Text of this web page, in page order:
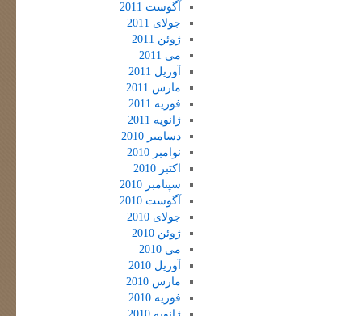
آگوست 2011
جولای 2011
ژوئن 2011
می 2011
آوریل 2011
مارس 2011
فوریه 2011
ژانویه 2011
دسامبر 2010
نوامبر 2010
اکتبر 2010
سپتامبر 2010
آگوست 2010
جولای 2010
ژوئن 2010
می 2010
آوریل 2010
مارس 2010
فوریه 2010